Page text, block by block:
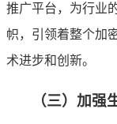
推广平台，为行业
帜，引领着整个加
术进步和创新。
（三）加强